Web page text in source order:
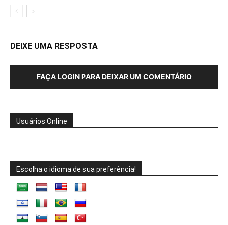
DEIXE UMA RESPOSTA
FAÇA LOGIN PARA DEIXAR UM COMENTÁRIO
Usuários Online
Escolha o idioma de sua preferência!